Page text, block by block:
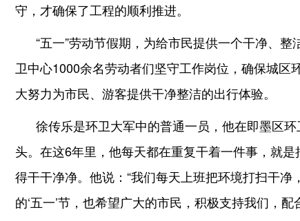
守，才确保了工程的顺利推进。
“五一”劳动节假期，为给市民提供一个干净、
卫中心1000余名劳动者们坚守工作岗位，确保城区
大努力为市民、游客提供干净整洁的出行体验。
徐传乐是环卫大军中的普通一员，他在即墨区
头。在这6年里，他每天都在重复干着一件事，就
得干干净净。他说：“我们每天上班把环境打扫干
的‘五一’节，也希望广大的市民，积极支持我们，